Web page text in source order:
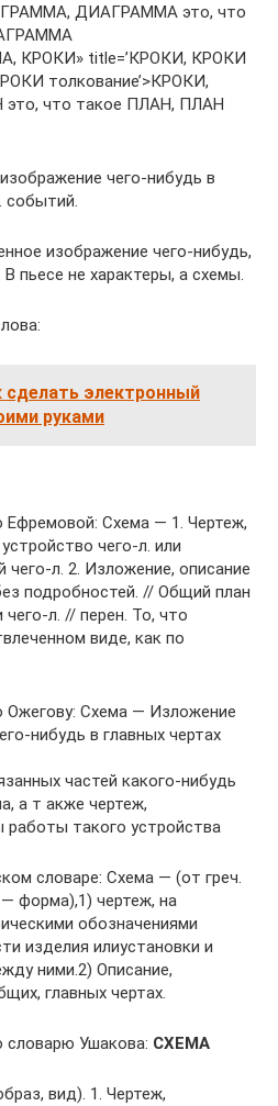
ДИАГРАММА это, что
КРОКИ» title=’КРОКИ, КРОКИ
толкование’>КРОКИ,
что такое ПЛАН, ПЛАН
чего-нибудь в
событий.
изображение чего-нибудь,
пьесе не характеры, а схемы.
сделать электронный
руками
Ефремовой: Схема — 1. Чертеж,
чего-л. или
л. 2. Изложение, описание
подробностей. // Общий план
чего-л. // перен. То, что
виде, как по
Ожегову: Схема — Изложение
нибудь в главных чертах
частей какого-нибудь
а т акже чертеж,
такого устройства
словаре: Схема — (от греч.
форма),1) чертеж, на
обозначениями
изделия илиустановки и
ними.2) Описание,
главных чертах.
словарю Ушакова: СХЕМА
вид). 1. Чертеж,